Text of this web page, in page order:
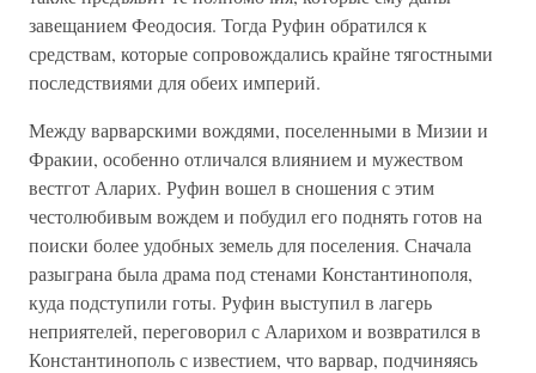
завещанием Феодосия. Тогда Руфин обратился к
средствам, которые сопровождались крайне тягостными
последствиями для обеих империй.
Между варварскими вождями, поселенными в Мизии и
Фракии, особенно отличался влиянием и мужеством
вестгот Аларих. Руфин вошел в сношения с этим
честолюбивым вождем и побудил его поднять готов на
поиски более удобных земель для поселения. Сначала
разыграна была драма под стенами Константинополя,
куда подступили готы. Руфин выступил в лагерь
неприятелей, переговорил с Аларихом и возвратился в
Константинополь с известием, что варвар, подчиняясь